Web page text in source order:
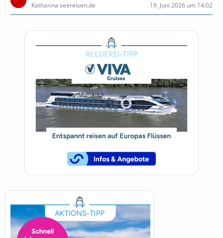
Katharina seereisen.de 19. Juni 2026 um 14:02